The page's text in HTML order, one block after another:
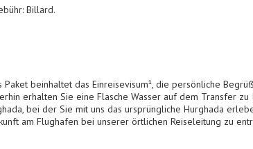
Billard.
beinhaltet das Einreisevisum¹, die persönliche
erhalten Sie eine Flasche Wasser auf dem Transfer zu
bei der Sie mit uns das ursprüngliche Hurghada
am Flughafen bei unserer örtlichen Reiseleitung zu